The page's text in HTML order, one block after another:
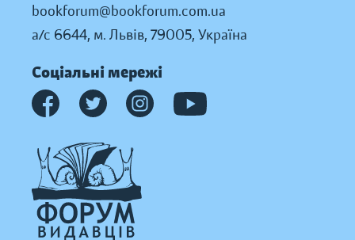
bookforum@bookforum.com.ua
а/с 6644, м. Львів, 79005, Україна
Соціальні мережі